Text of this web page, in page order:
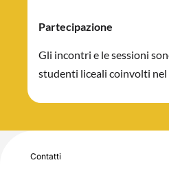
Partecipazione
Gli incontri e le sessioni
studenti liceali coinvolti
Contatti